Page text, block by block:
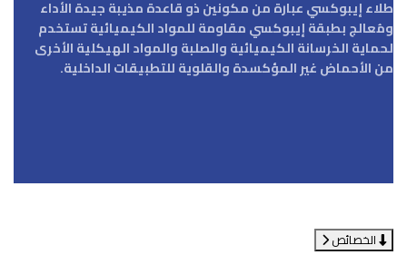
طلاء إيبوكسي عبارة من مكونين ذو قاعدة مذيبة جيدة الأداء
ومُعالج بطبقة إيبوكسي مقاومة للمواد الكيميائية تستخدم
لحماية الخرسانة الكيميائية والصلبة والمواد الهيكلية الأخرى
من الأحماض غير المؤكسدة والقلوية للتطبيقات الداخلية.